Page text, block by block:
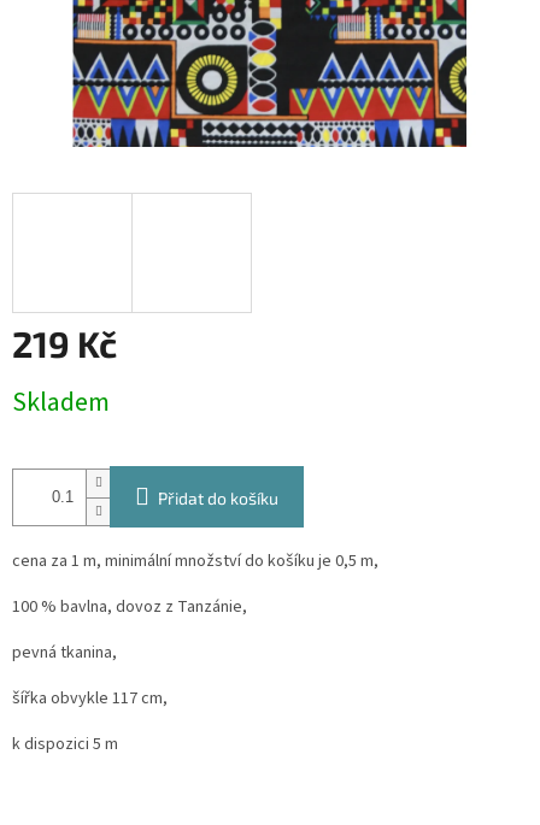
219 Kč
cena:
Skladem
Přidat do košíku
cena za 1 m, minimální množství do košíku je 0,5 m,
100 % bavlna, dovoz z Tanzánie,
pevná tkanina,
šířka obvykle 117 cm,
k dispozici 5 m